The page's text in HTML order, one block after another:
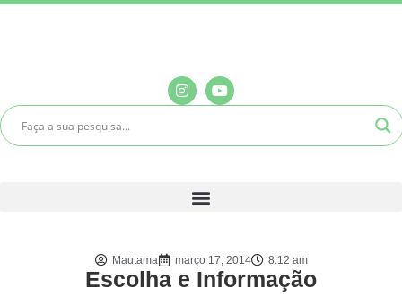
Mautama março 17, 2014 8:12 am
Escolha e Informação